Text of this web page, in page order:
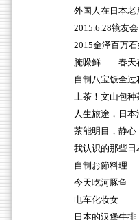
外国人在日本老
2015.6.28镜友会
2015金泽百万石
腌哚鲜——春天
自制八宝饭全过
上茶！文山包种
人生旅途，日本
茶能明目，静心
我认识的那些日
自制お節料理
今天吃河豚鱼
电车化妆女
日本的汉堡牛排